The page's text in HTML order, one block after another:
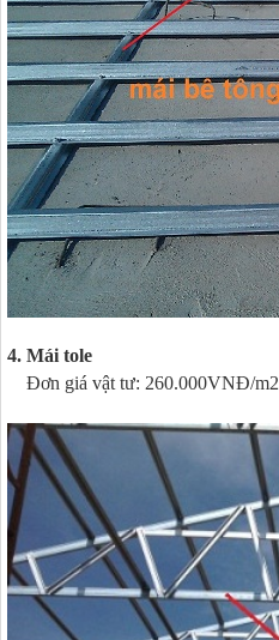
4. Mái tole
Đơn giá vật tư: 260.000VNĐ/m2